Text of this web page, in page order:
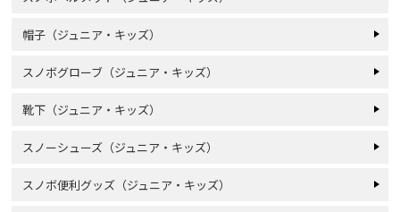
帽子（ジュニア・キッズ）
スノボグローブ（ジュニア・キッズ）
靴下（ジュニア・キッズ）
スノーシューズ（ジュニア・キッズ）
スノボ便利グッズ（ジュニア・キッズ）